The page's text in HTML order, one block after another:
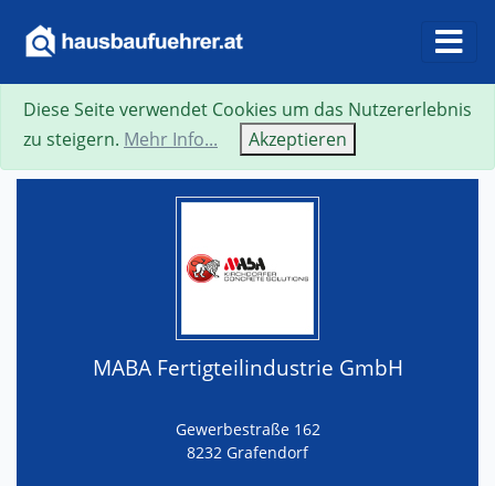
Suche Neue Suche Zurück
MABA Fertigteilindustrie GmbH
Gewerbestraße 162
8232 Grafendorf
Diese Seite verwendet Cookies um das Nutzererlebnis
zu steigern. Mehr Info... Akzeptieren